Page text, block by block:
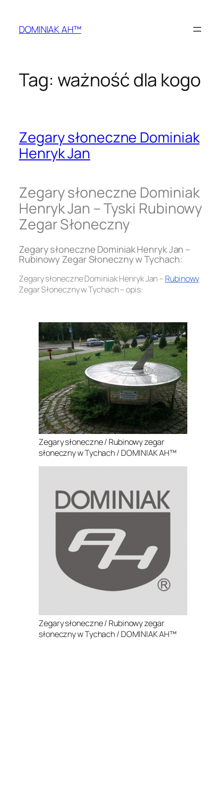
treściDOMINIAK AH™
Tag: ważność dla kogo
Zegary słoneczne Dominiak
Henryk Jan
Zegary słoneczne Dominiak
Henryk Jan – Tyski Rubinowy
Zegar Słoneczny
Zegary słoneczne Dominiak Henryk Jan –
Rubinowy Zegar Słoneczny w Tychach:
Zegary słoneczne Dominiak Henryk Jan – Rubinowy
Zegar Słoneczny w Tychach – opis:
Zegary słoneczne / Rubinowy zegar
słoneczny w Tychach / DOMINIAK AH™
Zegary słoneczne / Rubinowy zegar
słoneczny w Tychach / DOMINIAK AH™